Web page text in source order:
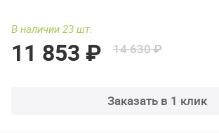
В наличии 23 шт.
11 853 ₽ 14 630 ₽
Заказать в 1 клик